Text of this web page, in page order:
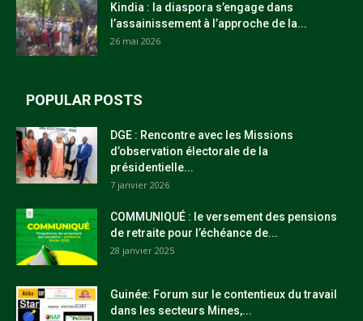
Kindia : la diaspora s’engage dans
l’assainissement à l’approche de la...
26 mai 2026
POPULAR POSTS
DGE : Rencontre avec les Missions
d’observation électorale de la
présidentielle...
7 janvier 2026
COMMUNIQUÉ : le versement des pensions
de retraite pour l’échéance de...
28 janvier 2025
Guinée: Forum sur le contentieux du travail
dans les secteurs Mines,...